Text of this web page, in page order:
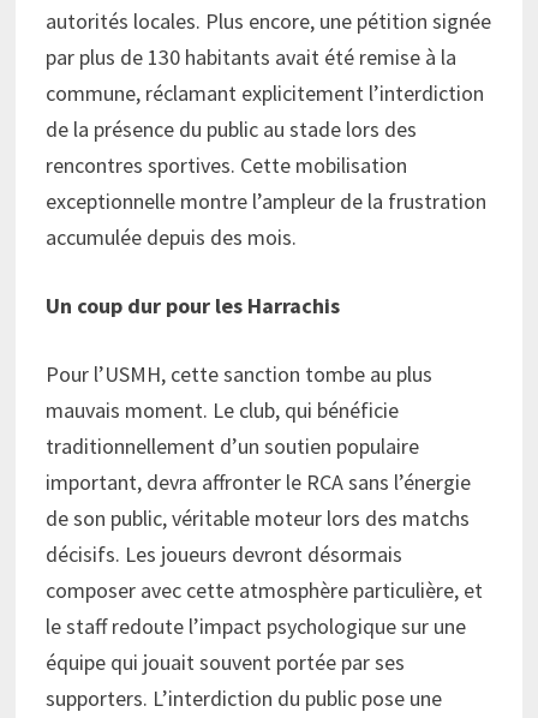
autorités locales. Plus encore, une pétition signée
par plus de 130 habitants avait été remise à la
commune, réclamant explicitement l’interdiction
de la présence du public au stade lors des
rencontres sportives. Cette mobilisation
exceptionnelle montre l’ampleur de la frustration
accumulée depuis des mois.
Un coup dur pour les Harrachis
Pour l’USMH, cette sanction tombe au plus
mauvais moment. Le club, qui bénéficie
traditionnellement d’un soutien populaire
important, devra affronter le RCA sans l’énergie
de son public, véritable moteur lors des matchs
décisifs. Les joueurs devront désormais
composer avec cette atmosphère particulière, et
le staff redoute l’impact psychologique sur une
équipe qui jouait souvent portée par ses
supporters. L’interdiction du public pose une